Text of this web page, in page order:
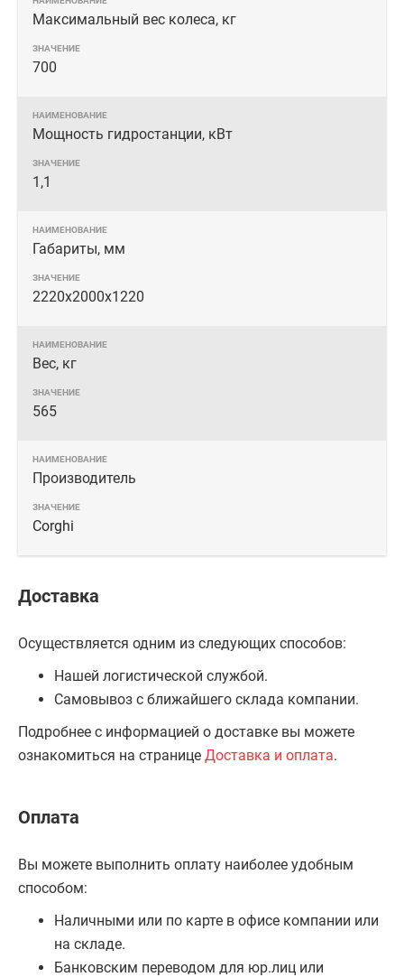
Максимальный вес колеса, кг
700
Мощность гидростанции, кВт
1,1
Габариты, мм
2220х2000х1220
Вес, кг
565
Производитель
Corghi
Доставка
Осуществляется одним из следующих способов:
Нашей логистической службой.
Самовывоз с ближайшего склада компании.
Подробнее с информацией о доставке вы можете
ознакомиться на странице Доставка и оплата.
Оплата
Вы можете выполнить оплату наиболее удобным
способом:
Наличными или по карте в офисе компании или
на складе.
Банковским переводом для юр.лиц или